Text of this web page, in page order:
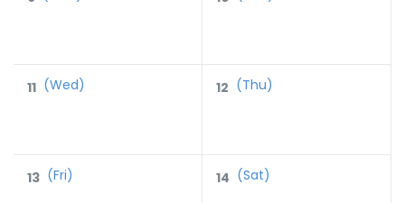
11 (Wed) 12 (Thu)
13 (Fri) 14 (Sat)